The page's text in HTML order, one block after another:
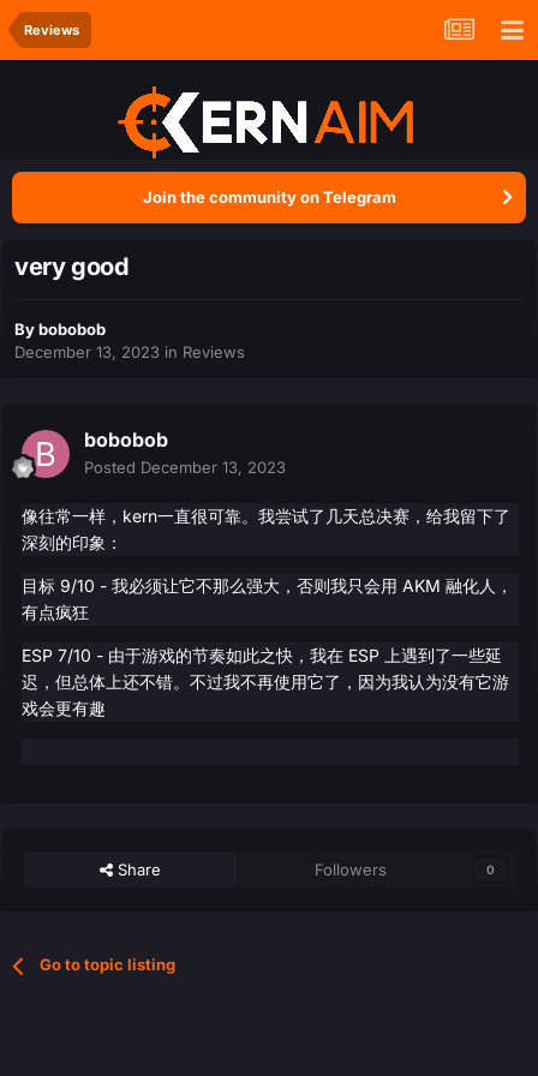
Reviews
Join the community on Telegram
very good
Bybobobob
December 13, 2023 in Reviews
bobobob
Posted December 13, 2023
像往常一样，kern一直很可靠。我尝试了几天总决赛，给我留下了
深刻的印象：
目标 9/10 - 我必须让它不那么强大，否则我只会用 AKM 融化人，
有点疯狂
ESP 7/10 - 由于游戏的节奏如此之快，我在 ESP 上遇到了一些延
迟，但总体上还不错。不过我不再使用它了，因为我认为没有它游
戏会更有趣
Share Followers 0
Go to topic listing